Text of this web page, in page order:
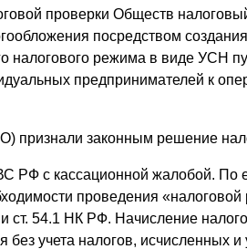
проверки Обществ
посредством
налогового режима в виде УСН
предпринимателей к
признали законным решение
РФ с кассационной жалобой. По
проведения «налоговой
ст. 54.1 НК РФ. Начисление
без учета налогов, исчисленных